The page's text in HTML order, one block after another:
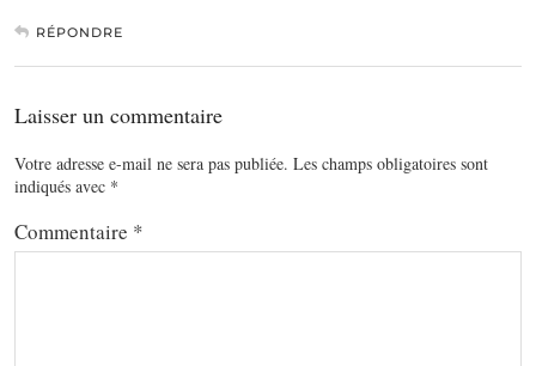
RÉPONDRE
Laisser un commentaire
Votre adresse e-mail ne sera pas publiée. Les champs obligatoires sont
indiqués avec *
Commentaire *